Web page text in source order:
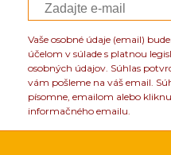
Vaše osobné údaje (email)
účelom v súlade s platnou
osobných údajov. Súhlas
vám pošleme na váš email.
písomne, emailom alebo
informačného emailu.